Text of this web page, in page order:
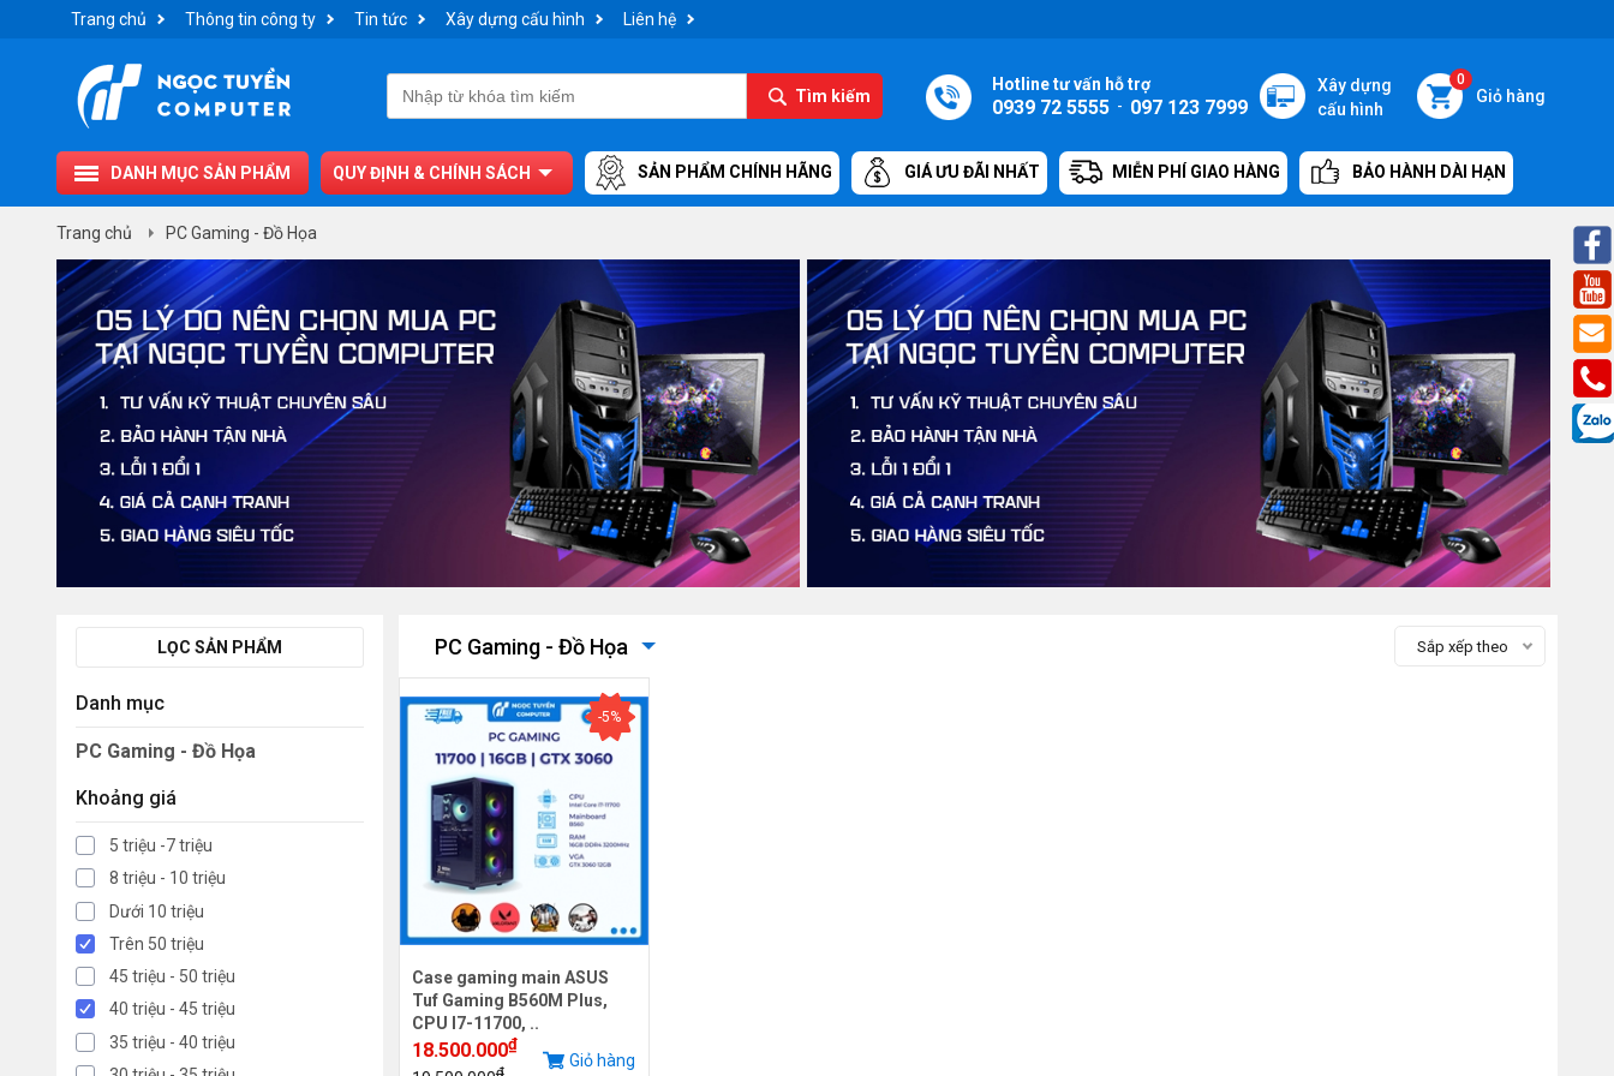
Trang chủ Thông tin công ty Tin tức Xây dựng cấu hình Liên hệ
Tìm kiếm
0
Giỏ hàng
Xây dựng
cấu hình
Hotline tư vấn hỗ trợ
0939 72 5555 - 097 123 7999
DANH MỤC SẢN PHẨM QUY ĐỊNH & CHÍNH SÁCH SẢN PHẨM CHÍNH HÃNG GIÁ ƯU ĐÃI NHẤT MIỄN PHÍ GIAO HÀNG BẢO HÀNH DÀI HẠN
Trang chủ PC Gaming - Đồ Họa
LỌC SẢN PHẨM
Danh mục
PC Gaming - Đồ Họa
Khoảng giá
5 triệu -7 triệu
8 triệu - 10 triệu
Dưới 10 triệu
Trên 50 triệu
45 triệu - 50 triệu
40 triệu - 45 triệu
35 triệu - 40 triệu
PC Gaming - Đồ Họa Sắp xếp theo
-5%
Case gaming main ASUS
Tuf Gaming B560M Plus,
CPU I7-11700, ..
18.500.000₫
₫
Giỏ hàng